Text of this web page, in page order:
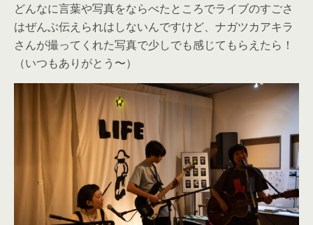
どんなに言葉や写真をならべたところでライブのすごさ
はぜんぶ伝えられはしないんですけど、ナガツカアキラ
さんが撮ってくれた写真で少しでも感じてもらえたら！
（いつもありがとう〜）